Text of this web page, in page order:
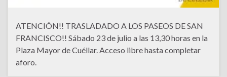
ATENCIÓN!! TRASLADADO A LOS PASEOS DE SAN
FRANCISCO!! Sábado 23 de julio a las 13,30 horas en la
Plaza Mayor de Cuéllar. Acceso libre hasta completar
aforo.